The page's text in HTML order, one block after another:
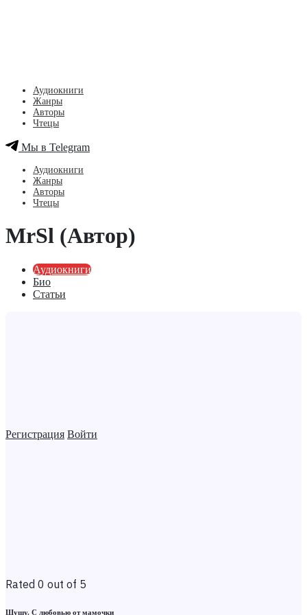
Регистрация Войти
Аудиокниги
Жанры
Авторы
Чтецы
Мы в Telegram
Аудиокниги
Жанры
Авторы
Чтецы
MrSl (Автор)
Аудиокниги
Био
Статьи
Rated 0 out of 5
Шушу. С любовью от мамочки